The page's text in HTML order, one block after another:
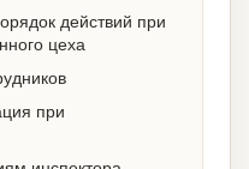
действий при
цеха
при